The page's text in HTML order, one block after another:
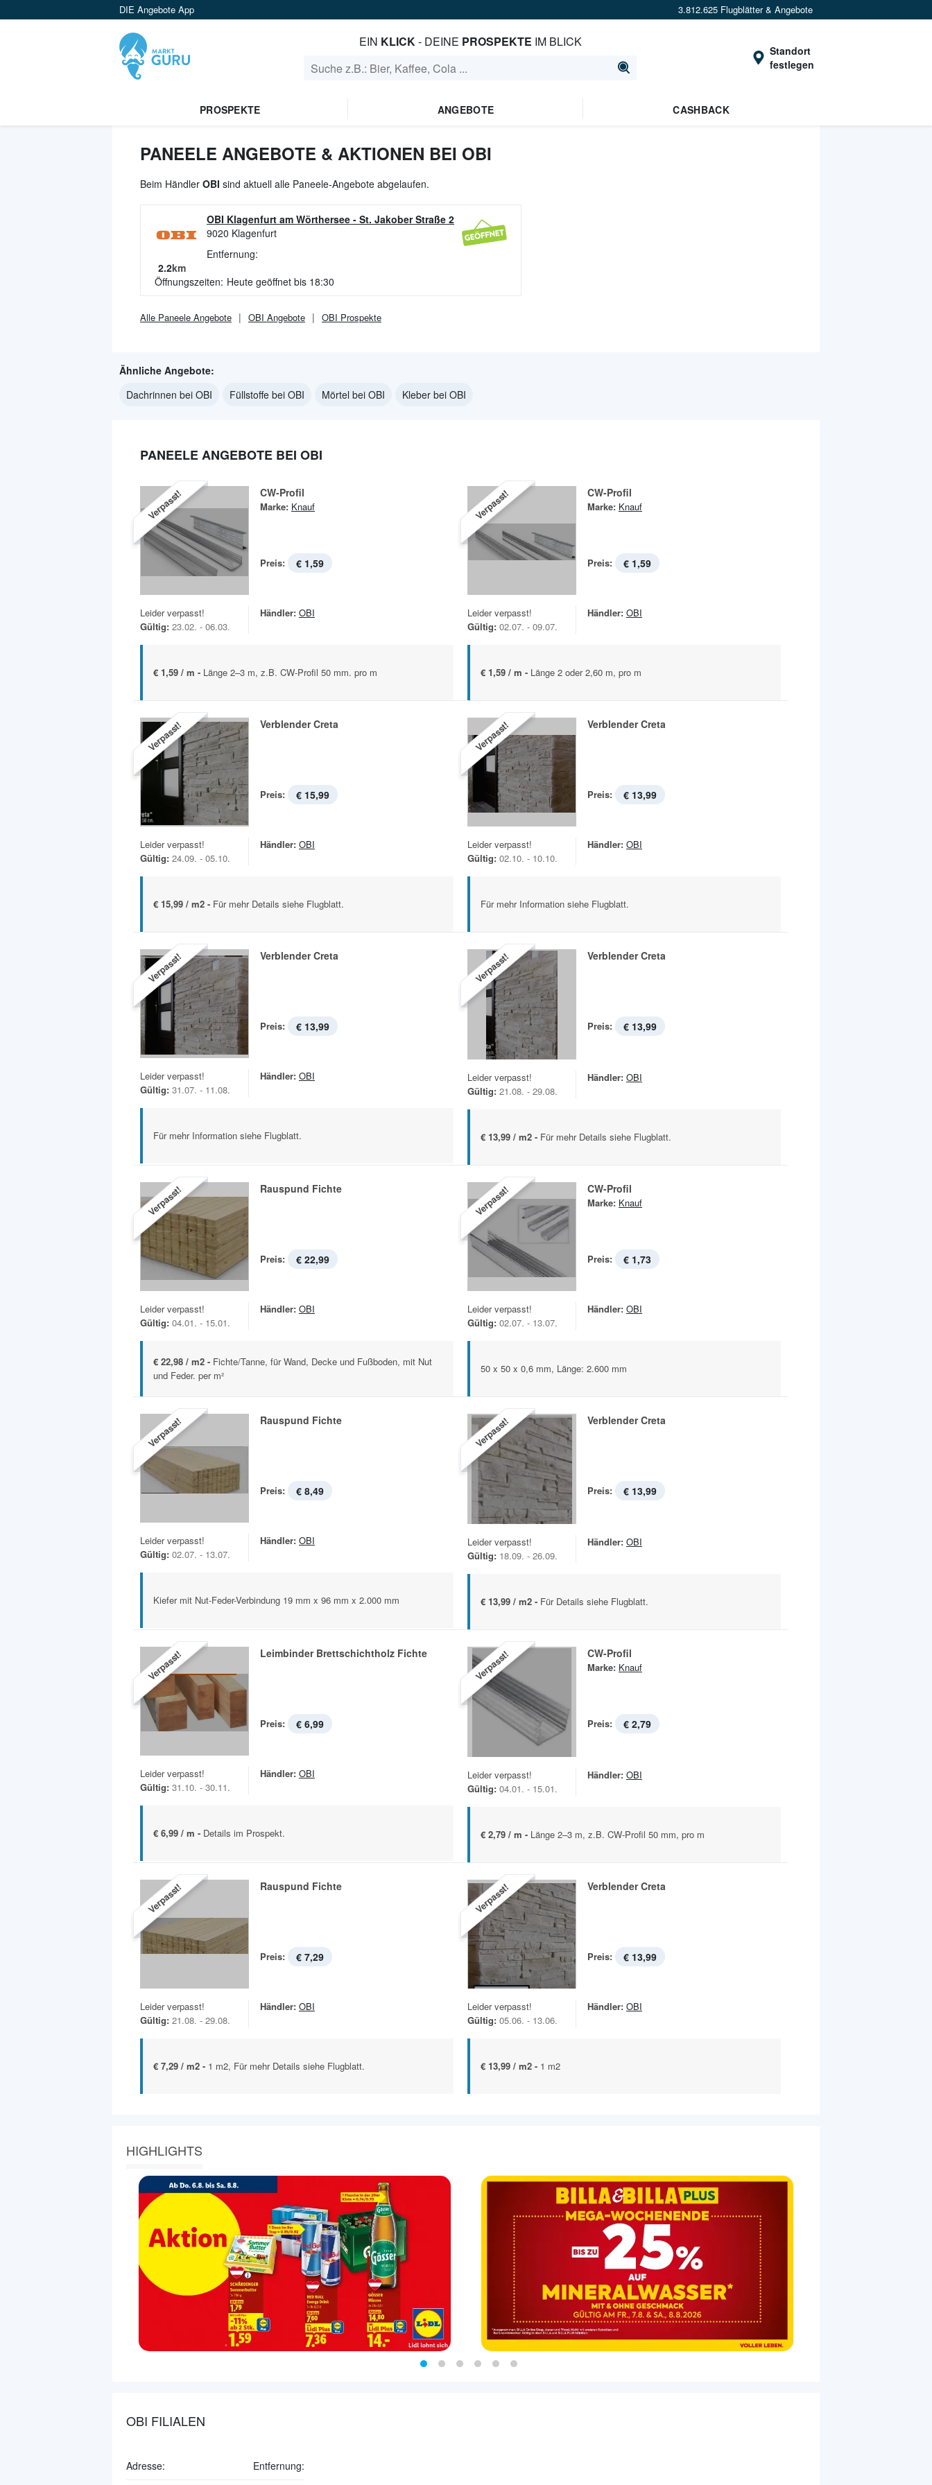
DIE Angebote App 3.812.625 Flugblätter & Angebote
EIN KLICK- DEINE PROSPEKTE IM BLICK
Standort
festlegen
PROSPEKTE ANGEBOTE CASHBACK
PANEELE ANGEBOTE & AKTIONEN BEI OBI
Beim Händler OBI sind aktuell alle Paneele-Angebote abgelaufen.
OBI Klagenfurt am Wörthersee - St. Jakober Straße 2
9020 Klagenfurt
Entfernung:
2.2km
Öffnungszeiten: Heute geöffnet bis 18:30
Alle Paneele Angebote OBI Angebote OBI Prospekte
Ähnliche Angebote:
Dachrinnen bei OBI
Füllstoffe bei OBI Mörtel bei OBI Kleber bei OBI
PANEELE ANGEBOTE BEI OBI
Verpasst! CW-Profil
Marke: Knauf
Preis: € 1,59
Leider verpasst!
Gültig: 23.02. - 06.03.
Händler: OBI
€ 1,59 / m - Länge 2–3 m, z.B. CW-Profil 50 mm. pro m
Verpasst! CW-Profil
Marke: Knauf
Preis: € 1,59
Leider verpasst!
Gültig: 02.07. - 09.07.
Händler: OBI
€ 1,59 / m - Länge 2 oder 2,60 m, pro m
Verpasst! Verblender Creta
Preis: € 15,99
Leider verpasst!
Gültig: 24.09. - 05.10.
Händler: OBI
€ 15,99 / m2 - Für mehr Details siehe Flugblatt.
Verpasst! Verblender Creta
Preis: € 13,99
Leider verpasst!
Gültig: 02.10. - 10.10.
Händler: OBI
Für mehr Information siehe Flugblatt.
Verpasst! Verblender Creta
Preis: € 13,99
Leider verpasst!
Gültig: 31.07. - 11.08.
Händler: OBI
Für mehr Information siehe Flugblatt.
Verpasst! Verblender Creta
Preis: € 13,99
Leider verpasst!
Gültig: 21.08. - 29.08.
Händler: OBI
€ 13,99 / m2 - Für mehr Details siehe Flugblatt.
Verpasst! Rauspund Fichte
Preis: € 22,99
Leider verpasst!
Gültig: 04.01. - 15.01.
Händler: OBI
€ 22,98 / m2 - Fichte/Tanne, für Wand, Decke und Fußboden, mit Nut
und Feder. per m²
Verpasst! CW-Profil
Marke: Knauf
Preis: € 1,73
Leider verpasst!
Gültig: 02.07. - 13.07.
Händler: OBI
50 x 50 x 0,6 mm, Länge: 2.600 mm
Verpasst! Rauspund Fichte
Preis: € 8,49
Leider verpasst!
Gültig: 02.07. - 13.07.
Händler: OBI
Kiefer mit Nut-Feder-Verbindung 19 mm x 96 mm x 2.000 mm
Verpasst! Verblender Creta
Preis: € 13,99
Leider verpasst!
Gültig: 18.09. - 26.09.
Händler: OBI
€ 13,99 / m2 - Für Details siehe Flugblatt.
Verpasst! Leimbinder Brettschichtholz Fichte
Preis: € 6,99
Leider verpasst!
Gültig: 31.10. - 30.11.
Händler: OBI
€ 6,99 / m - Details im Prospekt.
Verpasst! CW-Profil
Marke: Knauf
Preis: € 2,79
Leider verpasst!
Gültig: 04.01. - 15.01.
Händler: OBI
€ 2,79 / m - Länge 2–3 m, z.B. CW-Profil 50 mm, pro m
Verpasst! Rauspund Fichte
Preis: € 7,29
Leider verpasst!
Gültig: 21.08. - 29.08.
Händler: OBI
€ 7,29 / m2 - 1 m2, Für mehr Details siehe Flugblatt.
Verpasst! Verblender Creta
Preis: € 13,99
Leider verpasst!
Gültig: 05.06. - 13.06.
Händler: OBI
€ 13,99 / m2 - 1 m2
HIGHLIGHTS
OBI FILIALEN
Adresse: Entfernung: